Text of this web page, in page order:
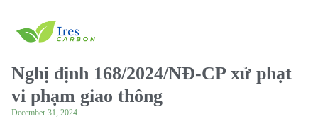
Nghị định 168/2024/NĐ-CP xử phạt
vi phạm giao thông
December 31, 2024